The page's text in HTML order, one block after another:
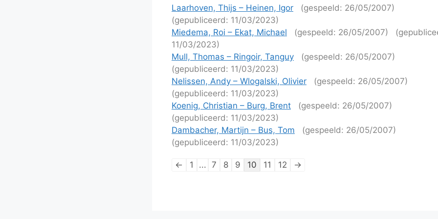
Laarhoven, Thijs – Heinen, Igor
(gespeeld: 26/05/2007)
(gepubliceerd: 11/03/2023)
Miedema, Roi – Ekat, Michael
(gespeeld: 26/05/2007)
11/03/2023)
Mull, Thomas – Ringoir, Tanguy
(gespeeld: 26/05/2007)
(gepubliceerd: 11/03/2023)
Nelissen, Andy – Wlogalski, Olivier
(gespeeld: 26/05/2007)
(gepubliceerd: 11/03/2023)
Koenig, Christian – Burg, Brent
(gespeeld: 26/05/2007)
(gepubliceerd: 11/03/2023)
Dambacher, Martijn – Bus, Tom
(gespeeld: 26/05/2007)
(gepubliceerd: 11/03/2023)
Lijstnavigatie
← 1 ... 7 8 9 10 11 12 →